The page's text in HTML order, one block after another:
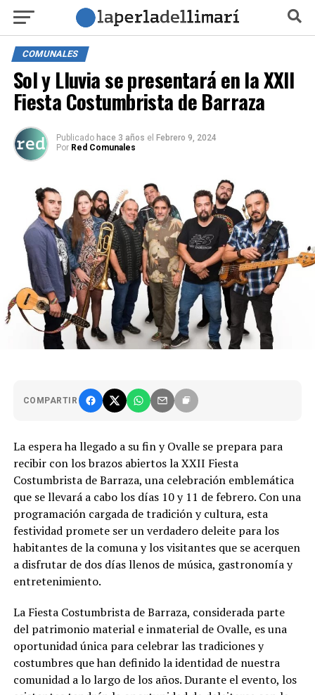
COMUNALES
Sol y Lluvia se presentará en la XXII
Fiesta Costumbrista de Barraza
Publicado hace 3 años el Febrero 9, 2024
Por Red Comunales
COMPARTIR
La espera ha llegado a su fin y Ovalle se prepara para
recibir con los brazos abiertos la XXII Fiesta
Costumbrista de Barraza, una celebración emblemática
que se llevará a cabo los días 10 y 11 de febrero. Con una
programación cargada de tradición y cultura, esta
festividad promete ser un verdadero deleite para los
habitantes de la comuna y los visitantes que se acerquen
a disfrutar de dos días llenos de música, gastronomía y
entretenimiento.
La Fiesta Costumbrista de Barraza, considerada parte
del patrimonio material e inmaterial de Ovalle, es una
oportunidad única para celebrar las tradiciones y
costumbres que han definido la identidad de nuestra
comunidad a lo largo de los años. Durante el evento, los